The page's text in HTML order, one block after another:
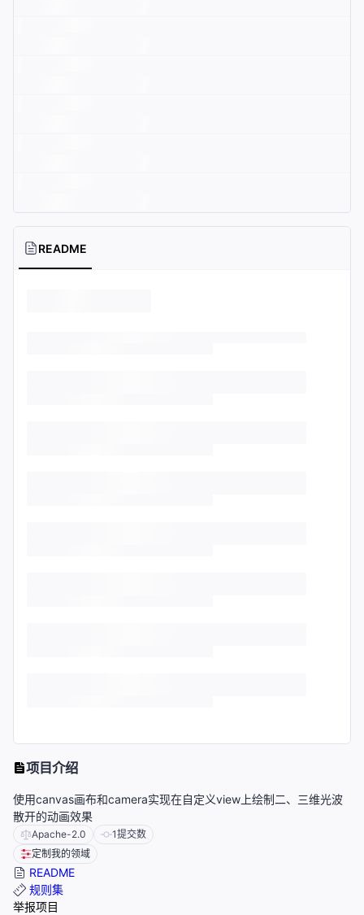
README
项目介绍
使用canvas画布和camera实现在自定义view上绘制二、三维光波
散开的动画效果
Apache-2.0 1提交数
定制我的领域
README
规则集
举报项目